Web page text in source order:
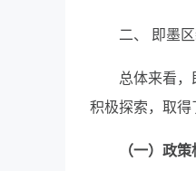
二、 即墨
总体来看
积极探索，取得
（一）政